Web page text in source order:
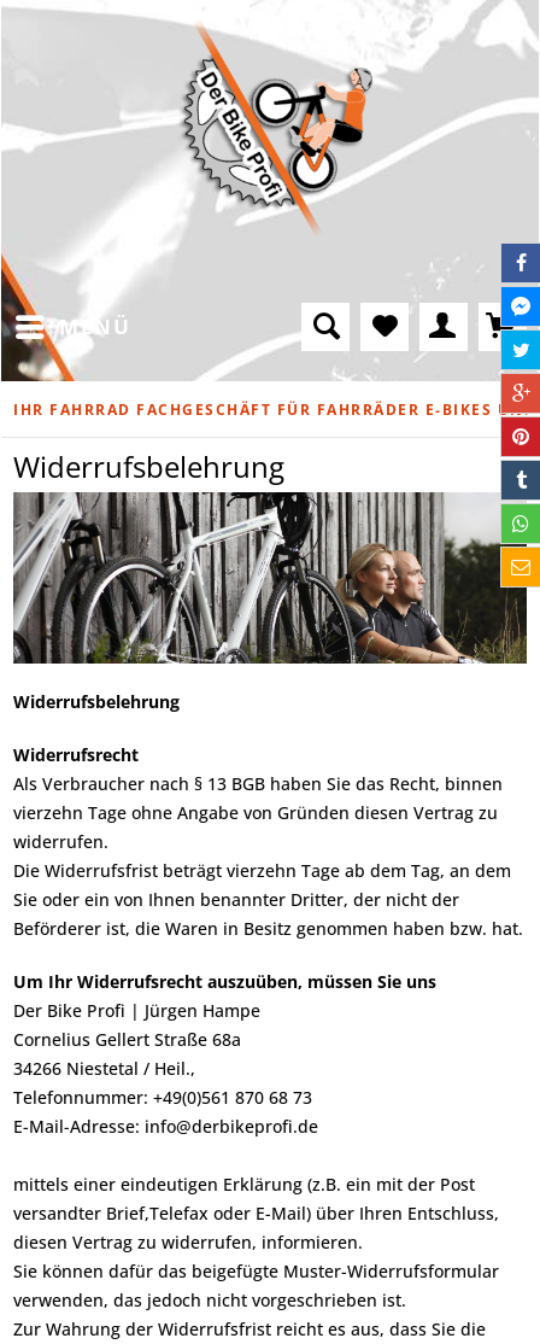
MENÜ
IHR FAHRRAD FACHGESCHÄFT FÜR FAHRRÄDER E-BIKES
Widerrufsbelehrung
Widerrufsbelehrung
Widerrufsrecht
Als Verbraucher nach § 13 BGB haben Sie das Recht, binnen
vierzehn Tage ohne Angabe von Gründen diesen Vertrag zu
widerrufen.
Die Widerrufsfrist beträgt vierzehn Tage ab dem Tag, an dem
Sie oder ein von Ihnen benannter Dritter, der nicht der
Beförderer ist, die Waren in Besitz genommen haben bzw. hat.
Um Ihr Widerrufsrecht auszuüben, müssen Sie uns
Der Bike Profi | Jürgen Hampe
Cornelius Gellert Straße 68a
34266 Niestetal / Heil.,
Telefonnummer: +49(0)561 870 68 73
E-Mail-Adresse: info@derbikeprofi.de
mittels einer eindeutigen Erklärung (z.B. ein mit der Post
versandter Brief,Telefax oder E-Mail) über Ihren Entschluss,
diesen Vertrag zu widerrufen, informieren.
Sie können dafür das beigefügte Muster-Widerrufsformular
verwenden, das jedoch nicht vorgeschrieben ist.
Zur Wahrung der Widerrufsfrist reicht es aus, dass Sie die